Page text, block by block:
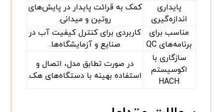
پایداری
اندازه‌گیری
کمک به قرائت پایدار در پایش‌های
روتین و میدانی.
مناسب برای
برنامه‌های QC
کاربردی برای کنترل کیفیت آب در
صنایع و آزمایشگاه‌ها.
سازگاری با
اکوسیستم
HACH
در صورت تطابق مدل، اتصال و
استفاده بهینه با دستگاه‌های هک.